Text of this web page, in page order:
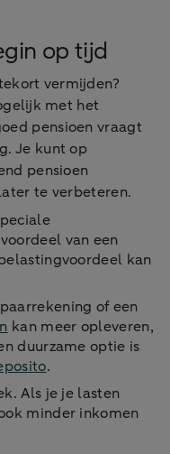
op tijd
vermijden?
met het
pensioen vraagt
Je kunt op
pensioen
te verbeteren.
van een
kan
of een
kan meer opleveren,
duurzame optie is
.
Als je je lasten
minder inkomen